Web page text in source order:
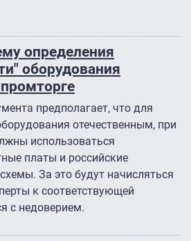
определения
оборудования
предполагает, что для
отечественным, при
использоваться
платы и российские
За это будут начисляться
к соответствующей
с недоверием.